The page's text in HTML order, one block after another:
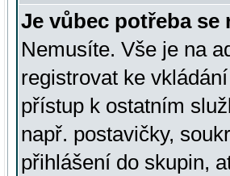
Je vůbec potřeba se
Nemusíte. Vše je na
registrovat ke
přístup k ostatním
např. postavičky,
přihlášení do skupin,